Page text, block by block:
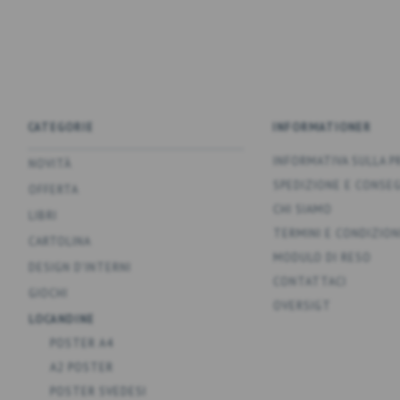
CATEGORIE
CARTOLINA
LOCANDINE
POSTER A4
A2 POSTER
INFORMATIONER
INFORMATIVA SULLA
CHI SIAMO
TERMINI E CONDIZIONI
MODULO DI RESO